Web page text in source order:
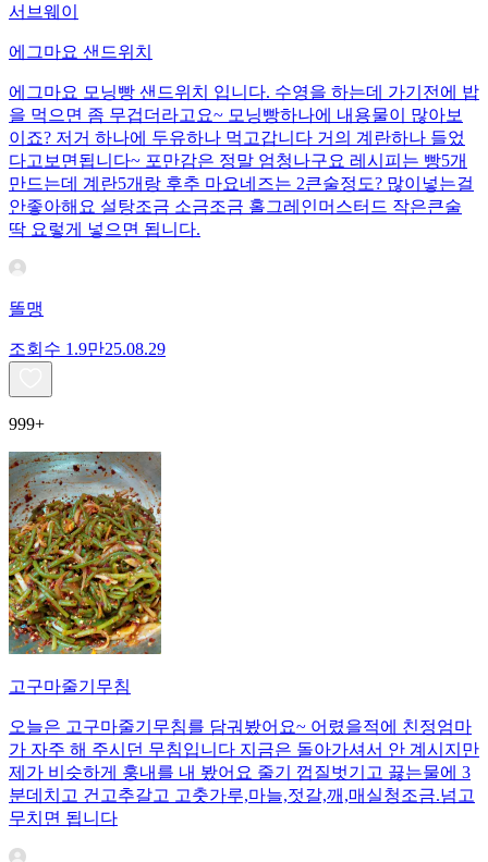
서브웨이
에그마요 샌드위치
에그마요 모닝빵 샌드위치 입니다. 수영을 하는데 가기전에 밥
을 먹으면 좀 무겁더라고요~ 모닝빵하나에 내용물이 많아보
이죠? 저거 하나에 두유하나 먹고갑니다 거의 계란하나 들었
다고보면됩니다~ 포만감은 정말 엄청나구요 레시피는 빵5개
만드는데 계란5개랑 후추 마요네즈는 2큰술정도? 많이넣는걸
안좋아해요 설탕조금 소금조금 홀그레인머스터드 작은큰술
딱 요렇게 넣으면 됩니다.
똘맹
조회수 1.9만25.08.29
999+
고구마줄기무침
오늘은 고구마줄기무침를 담궈봤어요~ 어렸을적에 친정엄마
가 자주 해 주시던 무침입니다 지금은 돌아가셔서 안 계시지만
제가 비슷하게 훙내를 내 봤어요 줄기 껍질벗기고 끓는물에 3
분데치고 건고추갈고 고춧가루,마늘,젓갈,깨,매실청조금.넘고
무치면 됩니다